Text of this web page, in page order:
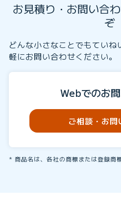
お見積り・お問い合
ぞ
どんな小さなことでもてい
軽にお問い合わせください。
Webでのお
ご相談・お問
商品名は、各社の商標または登録商